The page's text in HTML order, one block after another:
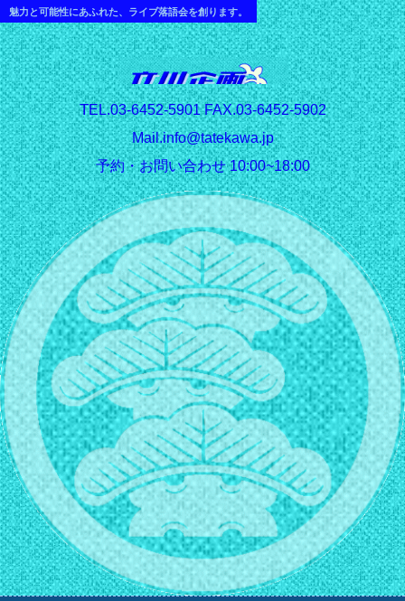
魅力と可能性にあふれた、ライブ落語会を創ります。
TEL.03-6452-5901 FAX.03-6452-5902
Mail.info@tatekawa.jp
予約・お問い合わせ 10:00~18:00